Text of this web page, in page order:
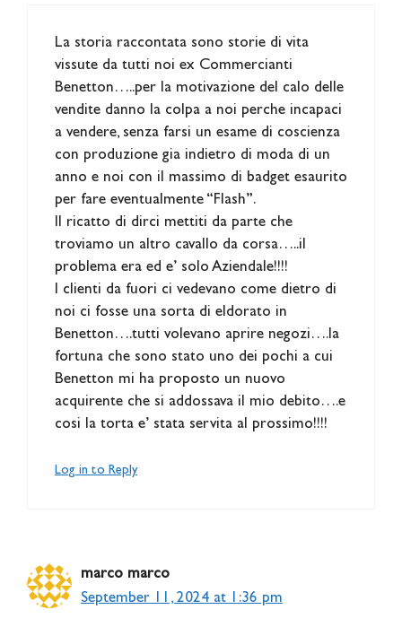
La storia raccontata sono storie di vita
vissute da tutti noi ex Commercianti
Benetton…..per la motivazione del calo delle
vendite danno la colpa a noi perche incapaci
a vendere, senza farsi un esame di coscienza
con produzione gia indietro di moda di un
anno e noi con il massimo di badget esaurito
per fare eventualmente “Flash”.
Il ricatto di dirci mettiti da parte che
troviamo un altro cavallo da corsa…..il
problema era ed e’ solo Aziendale!!!!
I clienti da fuori ci vedevano come dietro di
noi ci fosse una sorta di eldorato in
Benetton….tutti volevano aprire negozi….la
fortuna che sono stato uno dei pochi a cui
Benetton mi ha proposto un nuovo
acquirente che si addossava il mio debito….e
cosi la torta e’ stata servita al prossimo!!!!
Log in to Reply
marco marco
September 11, 2024 at 1:36 pm